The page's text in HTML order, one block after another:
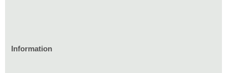
家づくりのイベント情報
Information